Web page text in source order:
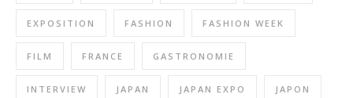
EXPOSITION FASHION FASHION WEEK
FILM FRANCE GASTRONOMIE
INTERVIEW JAPAN JAPAN EXPO JAPON